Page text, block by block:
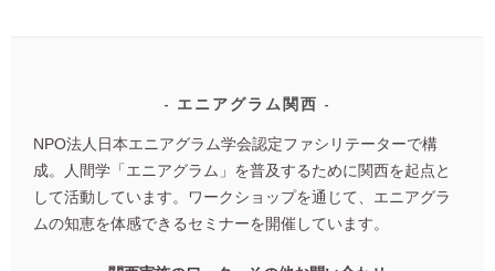
エニアグラム関西
NPO法人日本エニアグラム学会認定ファシリテーターで構
成。人間学「エニアグラム」を普及するために関西を起点と
して活動しています。ワークショップを通じて、エニアグラ
ムの知恵を体感できるセミナーを開催しています。